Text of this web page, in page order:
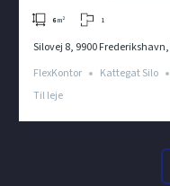
6 m² 1
Silovej 8, 9900
FlexKontor
Kattegat Silo
Til leje